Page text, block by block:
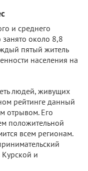
и среднего
около 8,8
пятый житель
населения на
людей, живущих
рейтинге данный
отрывом. Его
положительной
всем регионам.
Курской и